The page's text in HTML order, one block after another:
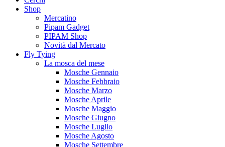
Shop
Mercatino
Pipam Gadget
PIPAM Shop
Novità dal Mercato
Fly Tying
La mosca del mese
Mosche Gennaio
Mosche Febbraio
Mosche Marzo
Mosche Aprile
Mosche Maggio
Mosche Giugno
Mosche Luglio
Mosche Agosto
Mosche Settembre